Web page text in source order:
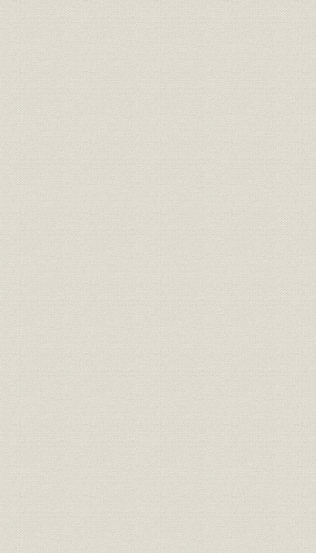
石井定七事件
第二節 店舗網の拡充と内部体制の強化
国内店舗の増設
関東大震災
田中興業銀行の買収
住友ビルの新築
内部体制の強化
第三節 昭和恐慌
昭和二年の金融恐慌
恐慌後の業容の拡大
金輸出解禁と「ドル買い事件」
外国業務の動向
第四節 首脳陣の経営姿勢
住友合資会社と当行との融資関係
住友友純の死去と役員の異動
第三章 戦時体制下の動向
第一節 戦時体制への移行と当行
準戦時体制への移行
戦時体制への移行